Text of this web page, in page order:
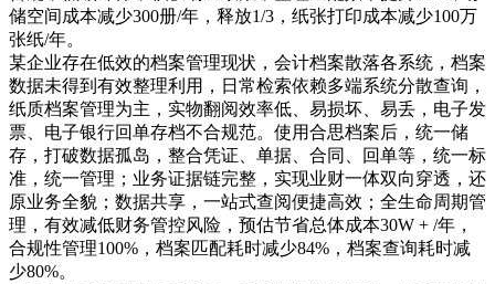
储空间成本减少300册/年，释放1/3，纸张打印成本减少100万
张纸/年。
某企业存在低效的档案管理现状，会计档案散落各系统，档案
数据未得到有效整理利用，日常检索依赖多端系统分散查询，
纸质档案管理为主，实物翻阅效率低、易损坏、易丢，电子发
票、电子银行回单存档不合规范。使用合思档案后，统一储
存，打破数据孤岛，整合凭证、单据、合同、回单等，统一标
准，统一管理；业务证据链完整，实现业财一体双向穿透，还
原业务全貌；数据共享，一站式查阅便捷高效；全生命周期管
理，有效减低财务管控风险，预估节省总体成本30W + /年，
合规性管理100%，档案匹配耗时减少84%，档案查询耗时减
少80%。